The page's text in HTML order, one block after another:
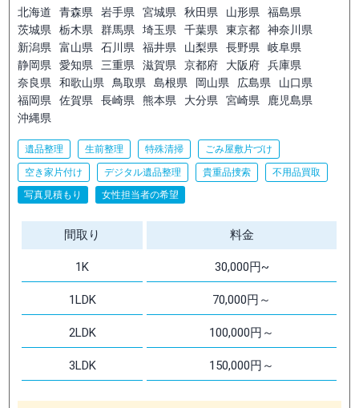
北海道
青森県 岩手県 宮城県 秋田県 山形県
福島県
茨城県
栃木県 群馬県 埼玉県 千葉県 東京都
神奈川県
新潟県
富山県 石川県 福井県 山梨県 長野県
岐阜県
静岡県
愛知県 三重県 滋賀県 京都府 大阪府
兵庫県
奈良県
和歌山県 鳥取県 島根県 岡山県 広島県
山口県
福岡県
佐賀県 長崎県 熊本県 大分県 宮崎県
鹿児島県
沖縄県
遺品整理 生前整理 特殊清掃 ごみ屋敷片づけ
空き家片付け デジタル遺品整理 貴重品捜索
不用品買取
写真見積もり
女性担当者の希望
間取り 料金
1K 30,000円~
1LDK 70,000円～
2LDK 100,000円～
3LDK 150,000円～